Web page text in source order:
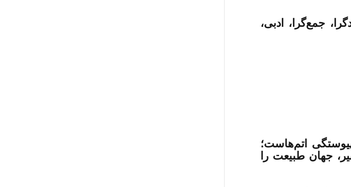
جمع‌گرا، ادبی،
اتم‏‌هاست؛
جهان طبیعت را